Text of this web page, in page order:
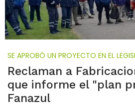
SE APROBÓ UN PROYECTO EN EL
Reclaman a
que informe el "plan
Fanazul